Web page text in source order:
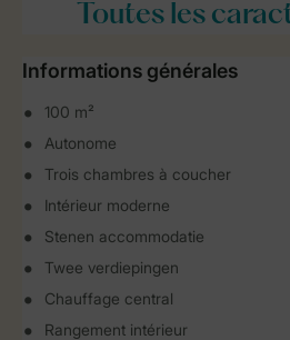
Toutesles
Informations générales
100 m²
Autonome
Trois chambres à coucher
Intérieur moderne
Stenen accommodatie
Twee verdiepingen
Chauffage central
Rangement intérieur